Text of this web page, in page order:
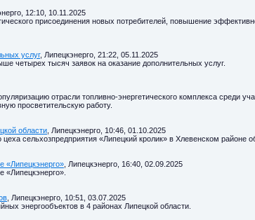
12:10, 10.11.2025
присоединения новых потребителей, повышение
услуг, Липецкэнерго, 21:22, 05.11.2025
четырех тысяч заявок на оказание дополнительных услуг.
отрасли топливно-энергетического комплекса среди
просветительскую работу.
области , Липецкэнерго, 10:46, 01.10.2025
сельхозпредприятия «Липецкий кролик» в Хлевенском районе
«Липецкэнерго» , Липецкэнерго, 16:40, 02.09.2025
«Липецкэнерго».
, Липецкэнерго, 10:51, 03.07.2025
энергообъектов в 4 районах Липецкой области.